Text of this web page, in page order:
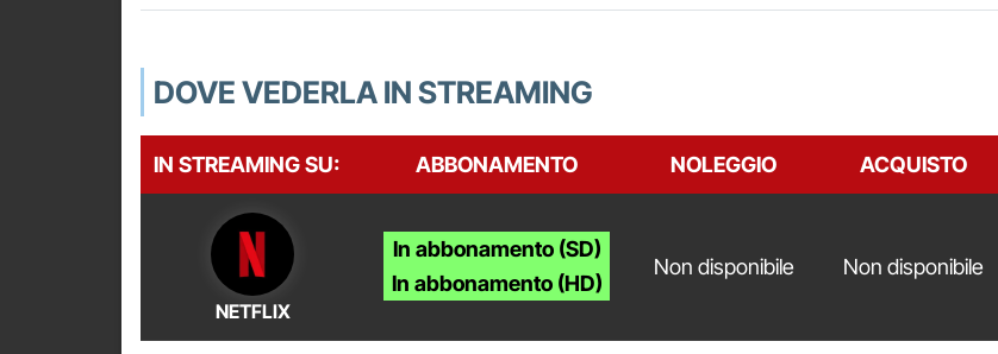
DOVE VEDERLA IN STREAMING
IN STREAMING SU: ABBONAMENTO NOLEGGIO ACQUISTO
NETFLIX
In abbonamento (SD)
In abbonamento (HD)
Non disponibile Non disponibile